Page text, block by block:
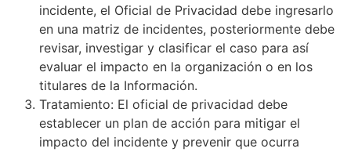
incidente, el Oficial de Privacidad debe ingresarlo
en una matriz de incidentes, posteriormente debe
revisar, investigar y clasificar el caso para así
evaluar el impacto en la organización o en los
titulares de la Información.
Tratamiento: El oficial de privacidad debe
establecer un plan de acción para mitigar el
impacto del incidente y prevenir que ocurra